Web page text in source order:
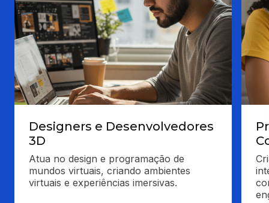
Designers e Desenvolvedores
3D
Atua no design e programação de
mundos virtuais, criando ambientes
virtuais e experiências imersivas.